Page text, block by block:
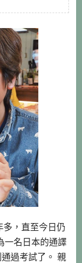
多，直至今日仍
一名日本的通譯
過考試了。 親